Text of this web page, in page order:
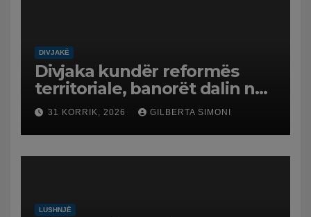
DIVJAKË
Divjaka kundër reformës
territoriale, banorët dalin në
protestë.
31 KORRIK, 2026 GILBERTA SIMONI
LUSHNJË